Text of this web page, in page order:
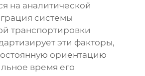
на аналитической
системы
транспортировки
эти факторы,
ориентацию
время его